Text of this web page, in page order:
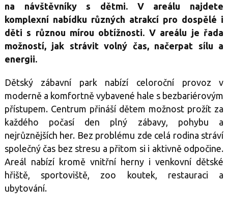
na návštěvníky s dětmi. V areálu najdete
komplexní nabídku různých atrakcí pro dospělé i
děti s různou mírou obtížnosti. V areálu je řada
možností, jak strávit volný čas, načerpat sílu a
energii.
Dětský zábavní park nabízí celoroční provoz v
moderně a komfortně vybavené hale s bezbariérovým
přístupem. Centrum přináší dětem možnost prožít za
každého počasí den plný zábavy, pohybu a
nejrůznějších her. Bez problému zde celá rodina stráví
společný čas bez stresu a přitom si i aktivně odpočine.
Areál nabízí kromě vnitřní herny i venkovní dětské
hřiště, sportoviště, zoo koutek, restauraci a
ubytování.